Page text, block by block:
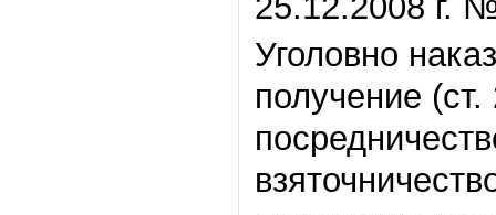
Уголовно
получение